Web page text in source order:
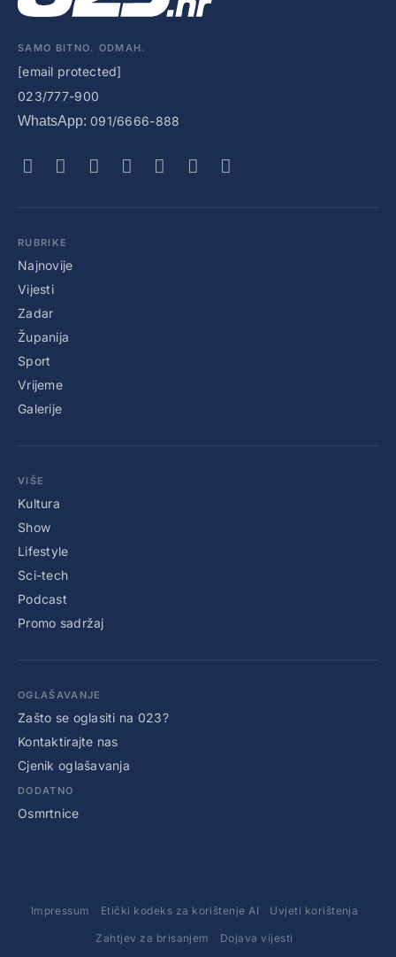
SAMO BITNO. ODMAH.
[email protected]
023/777-900
WhatsApp: 091/6666-888
RUBRIKE
Najnovije
Vijesti
Zadar
Županija
Sport
Vrijeme
Galerije
VIŠE
Kultura
Show
Lifestyle
Sci-tech
Podcast
Promo sadržaj
OGLAŠAVANJE
Zašto se oglasiti na 023?
Kontaktirajte nas
Cjenik oglašavanja
DODATNO
Osmrtnice
Impressum Etički kodeks za korištenje AI Uvjeti korištenja
Zahtjev za brisanjem Dojava vijesti